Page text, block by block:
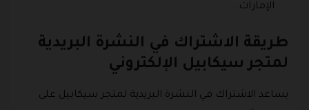
الإمارات.
طريقة الاشتراك في النشرة البريدية
لمتجر سيكابيل الإلكتروني
يساعد الاشتراك في النشرة البريدية لمتجر سيكابيل على